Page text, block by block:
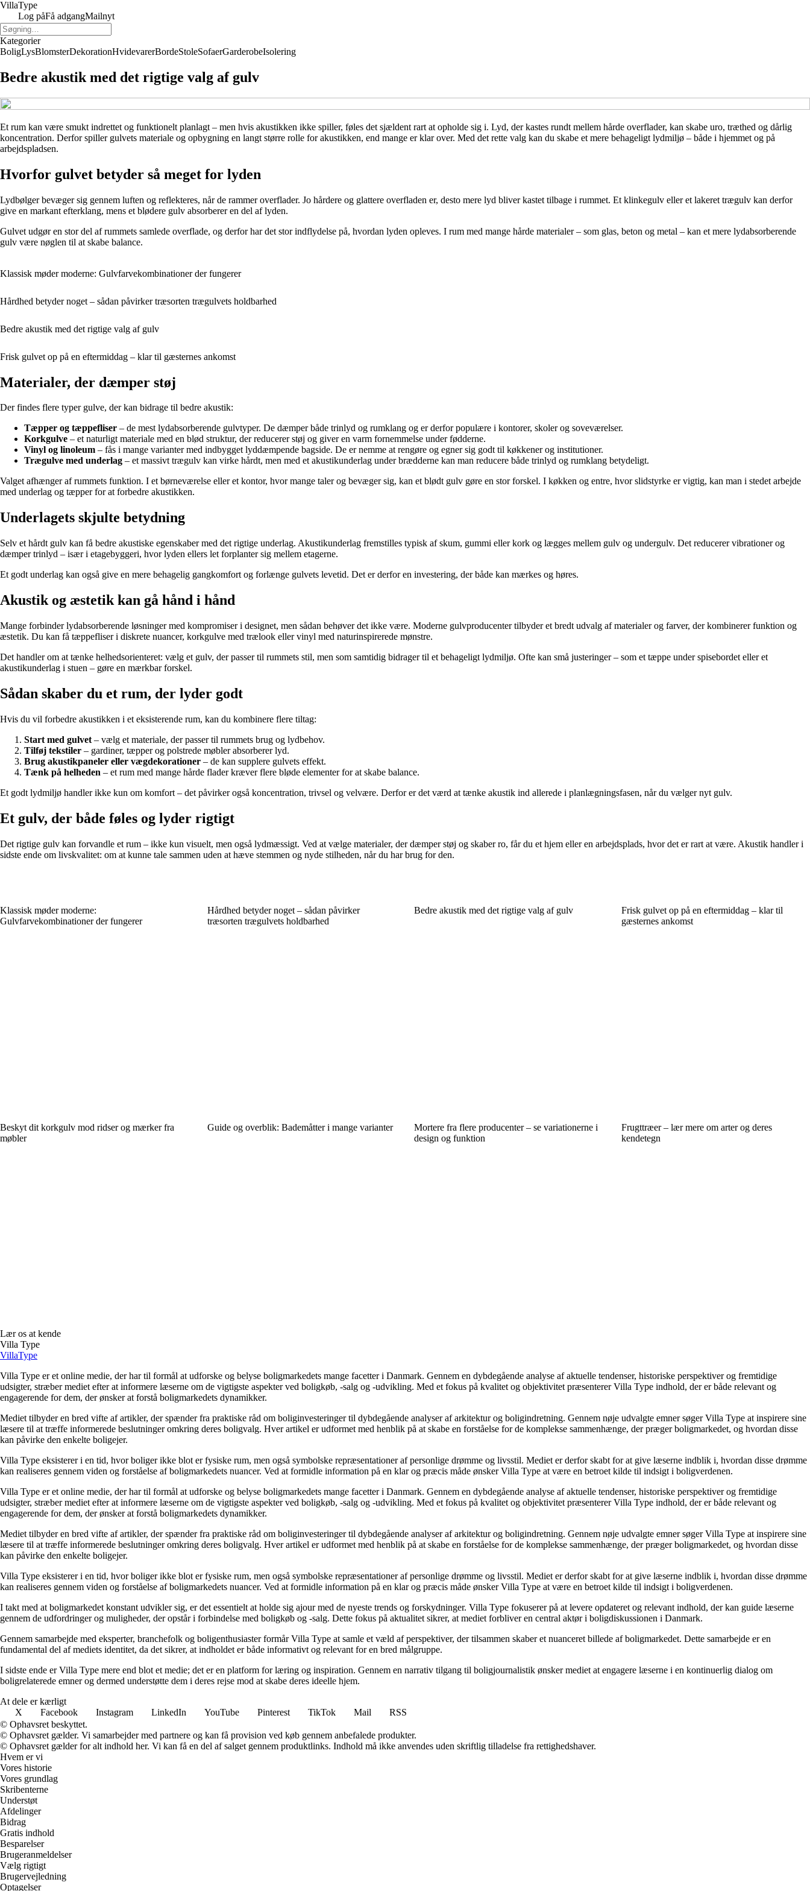
VillaType
Log påFå adgangMailnyt
Kategorier
BoligLysBlomsterDekorationHvidevarerBordeStoleSofaerGarderobeIsolering
Bedre akustik med det rigtige valg af gulv
Et rum kan være smukt indrettet og funktionelt planlagt – men hvis akustikken ikke spiller, føles det sjældent rart at opholde sig i. Lyd, der kastes rundt mellem hårde overflader, kan skabe uro, træthed og dårlig
koncentration. Derfor spiller gulvets materiale og opbygning en langt større rolle for akustikken, end mange er klar over. Med det rette valg kan du skabe et mere behageligt lydmiljø – både i hjemmet og på
arbejdspladsen.
Hvorfor gulvet betyder så meget for lyden
Lydbølger bevæger sig gennem luften og reflekteres, når de rammer overflader. Jo hårdere og glattere overfladen er, desto mere lyd bliver kastet tilbage i rummet. Et klinkegulv eller et lakeret trægulv kan derfor
give en markant efterklang, mens et blødere gulv absorberer en del af lyden.
Gulvet udgør en stor del af rummets samlede overflade, og derfor har det stor indflydelse på, hvordan lyden opleves. I rum med mange hårde materialer – som glas, beton og metal – kan et mere lydabsorberende
gulv være nøglen til at skabe balance.
Klassisk møder moderne: Gulvfarvekombinationer der fungerer
Hårdhed betyder noget – sådan påvirker træsorten trægulvets holdbarhed
Bedre akustik med det rigtige valg af gulv
Frisk gulvet op på en eftermiddag – klar til gæsternes ankomst
Materialer, der dæmper støj
Der findes flere typer gulve, der kan bidrage til bedre akustik:
Tæpper og tæppefliser – de mest lydabsorberende gulvtyper. De dæmper både trinlyd og rumklang og er derfor populære i kontorer, skoler og soveværelser.
Korkgulve – et naturligt materiale med en blød struktur, der reducerer støj og giver en varm fornemmelse under fødderne.
Vinyl og linoleum – fås i mange varianter med indbygget lyddæmpende bagside. De er nemme at rengøre og egner sig godt til køkkener og institutioner.
Trægulve med underlag – et massivt trægulv kan virke hårdt, men med et akustikunderlag under brædderne kan man reducere både trinlyd og rumklang betydeligt.
Valget afhænger af rummets funktion. I et børneværelse eller et kontor, hvor mange taler og bevæger sig, kan et blødt gulv gøre en stor forskel. I køkken og entre, hvor slidstyrke er vigtig, kan man i stedet arbejde
med underlag og tæpper for at forbedre akustikken.
Underlagets skjulte betydning
Selv et hårdt gulv kan få bedre akustiske egenskaber med det rigtige underlag. Akustikunderlag fremstilles typisk af skum, gummi eller kork og lægges mellem gulv og undergulv. Det reducerer vibrationer og
dæmper trinlyd – især i etagebyggeri, hvor lyden ellers let forplanter sig mellem etagerne.
Et godt underlag kan også give en mere behagelig gangkomfort og forlænge gulvets levetid. Det er derfor en investering, der både kan mærkes og høres.
Akustik og æstetik kan gå hånd i hånd
Mange forbinder lydabsorberende løsninger med kompromiser i designet, men sådan behøver det ikke være. Moderne gulvproducenter tilbyder et bredt udvalg af materialer og farver, der kombinerer funktion og
æstetik. Du kan få tæppefliser i diskrete nuancer, korkgulve med trælook eller vinyl med naturinspirerede mønstre.
Det handler om at tænke helhedsorienteret: vælg et gulv, der passer til rummets stil, men som samtidig bidrager til et behageligt lydmiljø. Ofte kan små justeringer – som et tæppe under spisebordet eller et
akustikunderlag i stuen – gøre en mærkbar forskel.
Sådan skaber du et rum, der lyder godt
Hvis du vil forbedre akustikken i et eksisterende rum, kan du kombinere flere tiltag:
Start med gulvet – vælg et materiale, der passer til rummets brug og lydbehov.
Tilføj tekstiler – gardiner, tæpper og polstrede møbler absorberer lyd.
Brug akustikpaneler eller vægdekorationer – de kan supplere gulvets effekt.
Tænk på helheden – et rum med mange hårde flader kræver flere bløde elementer for at skabe balance.
Et godt lydmiljø handler ikke kun om komfort – det påvirker også koncentration, trivsel og velvære. Derfor er det værd at tænke akustik ind allerede i planlægningsfasen, når du vælger nyt gulv.
Et gulv, der både føles og lyder rigtigt
Det rigtige gulv kan forvandle et rum – ikke kun visuelt, men også lydmæssigt. Ved at vælge materialer, der dæmper støj og skaber ro, får du et hjem eller en arbejdsplads, hvor det er rart at være. Akustik handler i
sidste ende om livskvalitet: om at kunne tale sammen uden at hæve stemmen og nyde stilheden, når du har brug for den.
Klassisk møder moderne:
Gulvfarvekombinationer der fungerer
Hårdhed betyder noget – sådan påvirker
træsorten trægulvets holdbarhed
Bedre akustik med det rigtige valg af gulv
Frisk gulvet op på en eftermiddag – klar til
gæsternes ankomst
Beskyt dit korkgulv mod ridser og mærker fra
møbler
Guide og overblik: Bademåtter i mange varianter
Mortere fra flere producenter – se variationerne i
design og funktion
Frugttræer – lær mere om arter og deres
kendetegn
Lær os at kende
Villa Type
VillaType
Villa Type er et online medie, der har til formål at udforske og belyse boligmarkedets mange facetter i Danmark. Gennem en dybdegående analyse af aktuelle tendenser, historiske perspektiver og fremtidige
udsigter, stræber mediet efter at informere læserne om de vigtigste aspekter ved boligkøb, -salg og -udvikling. Med et fokus på kvalitet og objektivitet præsenterer Villa Type indhold, der er både relevant og
engagerende for dem, der ønsker at forstå boligmarkedets dynamikker.
Mediet tilbyder en bred vifte af artikler, der spænder fra praktiske råd om boliginvesteringer til dybdegående analyser af arkitektur og boligindretning. Gennem nøje udvalgte emner søger Villa Type at inspirere sine
læsere til at træffe informerede beslutninger omkring deres boligvalg. Hver artikel er udformet med henblik på at skabe en forståelse for de komplekse sammenhænge, der præger boligmarkedet, og hvordan disse
kan påvirke den enkelte boligejer.
Villa Type eksisterer i en tid, hvor boliger ikke blot er fysiske rum, men også symbolske repræsentationer af personlige drømme og livsstil. Mediet er derfor skabt for at give læserne indblik i, hvordan disse drømme
kan realiseres gennem viden og forståelse af boligmarkedets nuancer. Ved at formidle information på en klar og præcis måde ønsker Villa Type at være en betroet kilde til indsigt i boligverdenen.
Villa Type er et online medie, der har til formål at udforske og belyse boligmarkedets mange facetter i Danmark. Gennem en dybdegående analyse af aktuelle tendenser, historiske perspektiver og fremtidige
udsigter, stræber mediet efter at informere læserne om de vigtigste aspekter ved boligkøb, -salg og -udvikling. Med et fokus på kvalitet og objektivitet præsenterer Villa Type indhold, der er både relevant og
engagerende for dem, der ønsker at forstå boligmarkedets dynamikker.
Mediet tilbyder en bred vifte af artikler, der spænder fra praktiske råd om boliginvesteringer til dybdegående analyser af arkitektur og boligindretning. Gennem nøje udvalgte emner søger Villa Type at inspirere sine
læsere til at træffe informerede beslutninger omkring deres boligvalg. Hver artikel er udformet med henblik på at skabe en forståelse for de komplekse sammenhænge, der præger boligmarkedet, og hvordan disse
kan påvirke den enkelte boligejer.
Villa Type eksisterer i en tid, hvor boliger ikke blot er fysiske rum, men også symbolske repræsentationer af personlige drømme og livsstil. Mediet er derfor skabt for at give læserne indblik i, hvordan disse drømme
kan realiseres gennem viden og forståelse af boligmarkedets nuancer. Ved at formidle information på en klar og præcis måde ønsker Villa Type at være en betroet kilde til indsigt i boligverdenen.
I takt med at boligmarkedet konstant udvikler sig, er det essentielt at holde sig ajour med de nyeste trends og forskydninger. Villa Type fokuserer på at levere opdateret og relevant indhold, der kan guide læserne
gennem de udfordringer og muligheder, der opstår i forbindelse med boligkøb og -salg. Dette fokus på aktualitet sikrer, at mediet forbliver en central aktør i boligdiskussionen i Danmark.
Gennem samarbejde med eksperter, branchefolk og boligenthusiaster formår Villa Type at samle et væld af perspektiver, der tilsammen skaber et nuanceret billede af boligmarkedet. Dette samarbejde er en
fundamental del af mediets identitet, da det sikrer, at indholdet er både informativt og relevant for en bred målgruppe.
I sidste ende er Villa Type mere end blot et medie; det er en platform for læring og inspiration. Gennem en narrativ tilgang til boligjournalistik ønsker mediet at engagere læserne i en kontinuerlig dialog om
boligrelaterede emner og dermed understøtte dem i deres rejse mod at skabe deres ideelle hjem.
At dele er kærligt
X
Facebook Instagram LinkedIn YouTube Pinterest TikTok Mail
RSS
© Ophavsret beskyttet.
© Ophavsret gælder. Vi samarbejder med partnere og kan få provision ved køb gennem anbefalede produkter.
© Ophavsret gælder for alt indhold her. Vi kan få en del af salget gennem produktlinks. Indhold må ikke anvendes uden skriftlig tilladelse fra rettighedshaver.
Hvem er vi
Vores historie
Vores grundlag
Skribenterne
Understøt
Afdelinger
Bidrag
Gratis indhold
Besparelser
Brugeranmeldelser
Vælg rigtigt
Brugervejledning
Optagelser